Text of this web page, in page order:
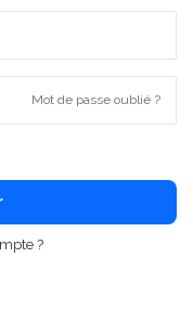
Mot de passe oublié ?
?